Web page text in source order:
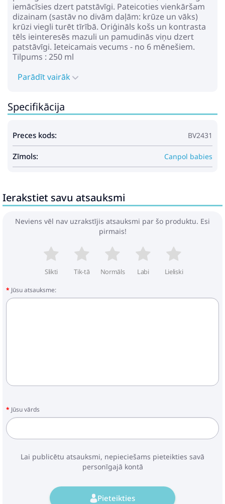
iemācīsies dzert patstāvīgi. Pateicoties vienkāršam
dizainam (sastāv no divām daļām: krūze un vāks)
krūzi viegli turēt tīrībā. Oriģināls košs un kontrasta
tēls ieinteresēs mazuli un pamudinās viņu dzert
patstāvīgi. Ieteicamais vecums - no 6 mēnešiem.
Tilpums : 250 ml
Parādīt vairāk
Specifikācija
Preces kods: BV2431
Zīmols: Canpol babies
Ierakstiet savu atsauksmi
Neviens vēl nav uzrakstījis atsauksmi par šo produktu. Esi
pirmais!
Slikti Tik-tā Normāls Labi Lieliski
Jūsu atsauksme:
Jūsu vārds
Lai publicētu atsauksmi, nepieciešams pieteikties savā
personīgajā kontā
Pieteikties